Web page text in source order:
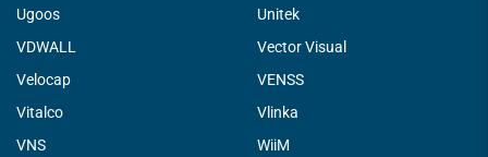
Ugoos
Unitek
VDWALL
Vector Visual
Velocap
VENSS
Vitalco
Vlinka
VNS
WiiM